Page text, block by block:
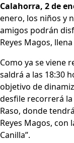
Calahorra, 2 de
enero, los niños y
amigos podrán
Reyes Magos,
Como ya se viene
saldrá a las 18:30
objetivo de
desfile recorrerá la
Raso, donde
Reyes Magos, con
Canilla”.